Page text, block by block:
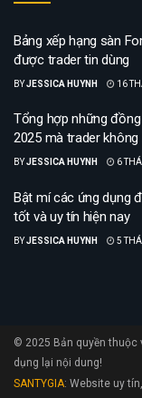
Bảng xếp hạng sàn
được trader tin dùng
BYJESSICA HUYNH 16
Tổng hợp những
2025 mà trader
BYJESSICA HUYNH 6
Bật mí các ứng dụng
tốt và uy tín hiện nay
BYJESSICA HUYNH 5
© 2025 Bản quyền thuộc
dụng lại nội dung!
SANTYGIA: Website uy